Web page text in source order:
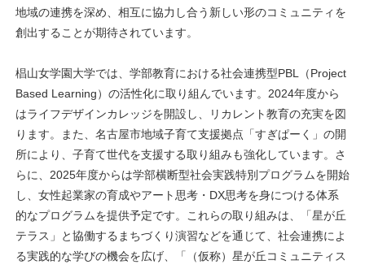
地域の連携を深め、相互に協力し合う新しい形のコミュニティを
創出することが期待されています。
椙山女学園大学では、学部教育における社会連携型PBL（Project
Based Learning）の活性化に取り組んでいます。2024年度から
はライフデザインカレッジを開設し、リカレント教育の充実を図
ります。また、名古屋市地域子育て支援拠点「すぎぱーく」の開
所により、子育て世代を支援する取り組みも強化しています。さ
らに、2025年度からは学部横断型社会実践特別プログラムを開始
し、女性起業家の育成やアート思考・DX思考を身につける体系
的なプログラムを提供予定です。これらの取り組みは、「星が丘
テラス」と協働するまちづくり演習などを通じて、社会連携によ
る実践的な学びの機会を広げ、「（仮称）星が丘コミュニティス